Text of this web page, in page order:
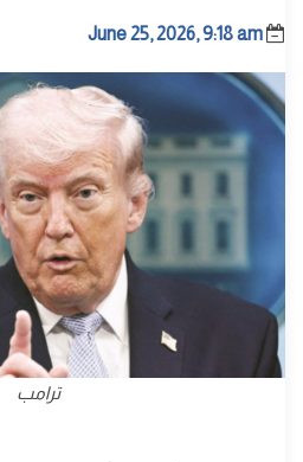
June 25, 2026, 9:18 am
ترامب